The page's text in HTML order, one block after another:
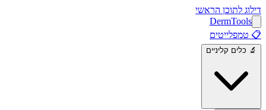
דילוג לתוכן הראשי
DermTools
📋 טמפלייטים
🔬 כלים קליניים